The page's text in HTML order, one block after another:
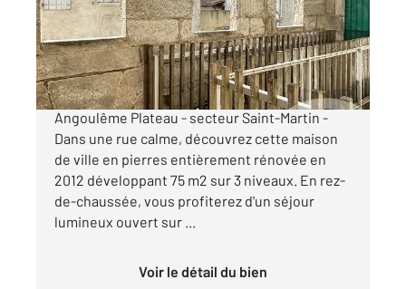
Maison à vendre
160 500 €
PLATEAU ANGOULEME - C en EXCLUSIVITE -
Angoulême Plateau - secteur Saint-Martin -
Dans une rue calme, découvrez cette maison
de ville en pierres entièrement rénovée en
2012 développant 75 m2 sur 3 niveaux. En rez-
de-chaussée, vous profiterez d'un séjour
lumineux ouvert sur ...
Voir le détail du bien